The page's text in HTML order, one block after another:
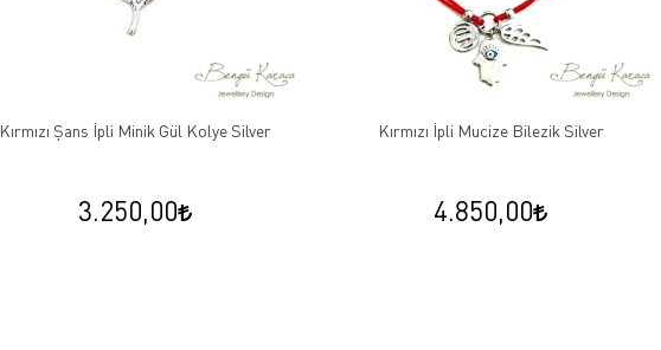
Kırmızı Şans İpli Minik Gül Kolye Silver
3.250,00
Kırmızı İpli Mucize Bilezik Silver
4.850,00